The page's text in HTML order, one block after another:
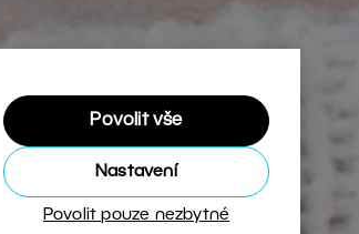
Povolit vše
Nastavení
Povolit pouze nezbytné